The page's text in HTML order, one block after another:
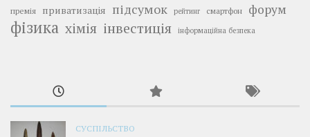
премія приватизація підсумок рейтинг смартфон форум
фізика хімія інвестиція інформаційна безпека
СУСПІЛЬСТВО